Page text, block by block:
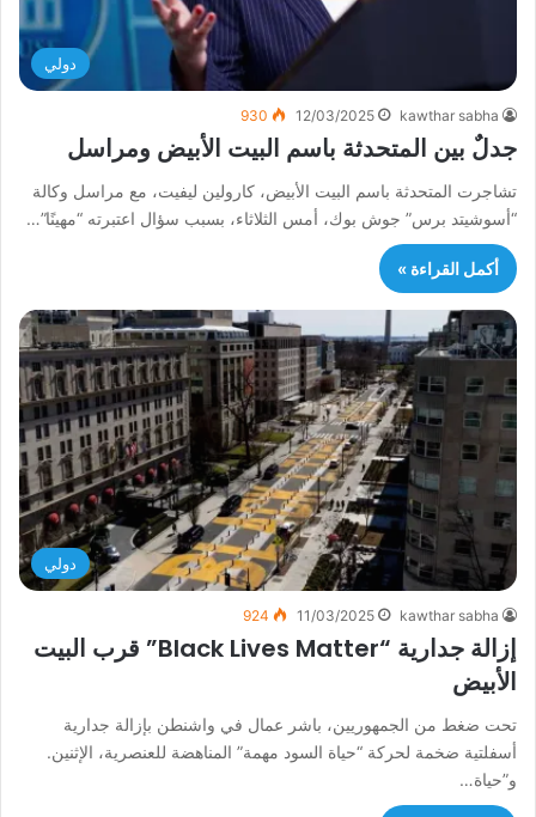
دولي
kawthar sabha
12/03/2025
930
جدلٌ بين المتحدثة باسم البيت الأبيض ومراسل
تشاجرت المتحدثة باسم البيت الأبيض، كارولين ليفيت، مع مراسل وكالة
“أسوشيتد برس” جوش بوك، أمس الثلاثاء، بسبب سؤال اعتبرته “مهينًا”…
أكمل القراءة »
دولي
kawthar sabha
11/03/2025
924
إزالة جدارية “Black Lives Matter” قرب البيت
الأبيض
تحت ضغط من الجمهوريين، باشر عمال في واشنطن بإزالة جدارية
أسفلتية ضخمة لحركة “حياة السود مهمة” المناهضة للعنصرية، الإثنين.
و”حياة…